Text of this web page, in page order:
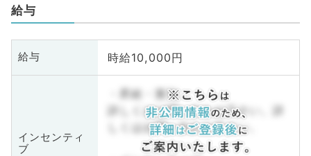
給与
給与 時給10,000円
インセンティ
ブ
・昇給・賞与
詳しくはお問い合わせ下さい。詳
しくはお問い合わせ下さい。